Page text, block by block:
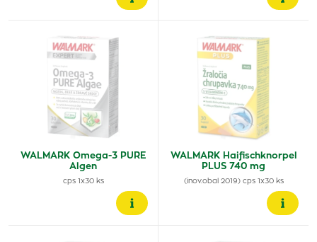
WALMARK Omega-3 PURE
Algen
cps 1x30 ks
WALMARK Haifischknorpel
PLUS 740 mg
(inov.obal 2019) cps 1x30 ks